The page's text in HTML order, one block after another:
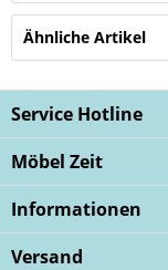
Ähnliche Artikel
Service Hotline
Möbel Zeit
Informationen
Versand